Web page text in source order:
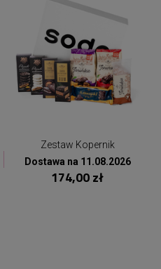
Zestaw Kopernik
Dostawa na 11.08.2026
174,00 zł